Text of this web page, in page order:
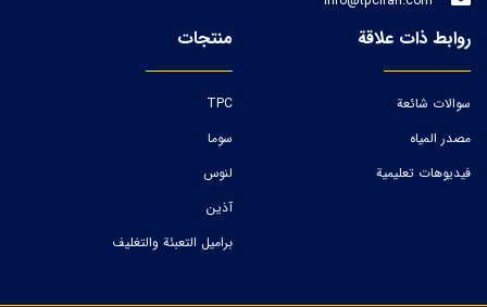
روابط ذات علاقة
سوالات شائعة
مصدر المياه
فيديوهات تعليمية
منتجات
TPC
سوما
لنوس
آذین
براميل التعبئة والتغليف